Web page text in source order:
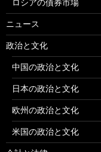
ロシアの債券市場
ニュース
政治と文化
中国の政治と文化
日本の政治と文化
欧州の政治と文化
米国の政治と文化